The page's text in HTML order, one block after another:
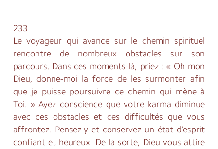
233
Le voyageur qui avance sur le chemin spirituel
rencontre de nombreux obstacles sur son
parcours. Dans ces moments-là, priez : « Oh mon
Dieu, donne-moi la force de les surmonter afin
que je puisse poursuivre ce chemin qui mène à
Toi. » Ayez conscience que votre karma diminue
avec ces obstacles et ces difficultés que vous
affrontez. Pensez-y et conservez un état d’esprit
confiant et heureux. De la sorte, Dieu vous attire